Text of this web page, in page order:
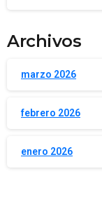
Archivos
marzo 2026
febrero 2026
enero 2026